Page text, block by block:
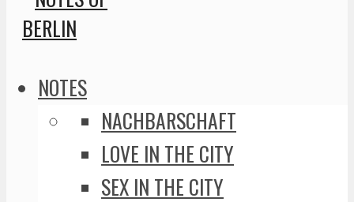
NOTES
NACHBARSCHAFT
LOVE IN THE CITY
SEX IN THE CITY